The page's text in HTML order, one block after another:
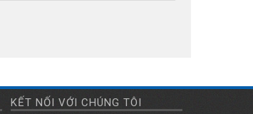
KẾT NỐI VỚI CHÚNG TÔI